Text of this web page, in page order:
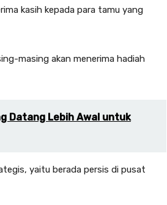
kasih kepada para tamu yang
masing akan menerima hadiah
Datang Lebih Awal untuk
yaitu berada persis di pusat